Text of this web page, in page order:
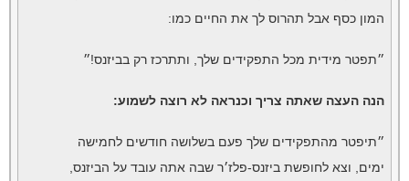
המון כסף אבל תהרוס לך את החיים כמו:
״תפטר מידית מכל התפקידים שלך, ותתרכז רק בביזנס!״
הנה העצה שאתה צריך וכנראה לא רוצה לשמוע:
״תיפטר מהתפקידים שלך פעם בשלושה חודשים לחמישה
ימים, וצא לחופשת ביזנס-פלז׳ר שבה אתה עובד על הביזנס,